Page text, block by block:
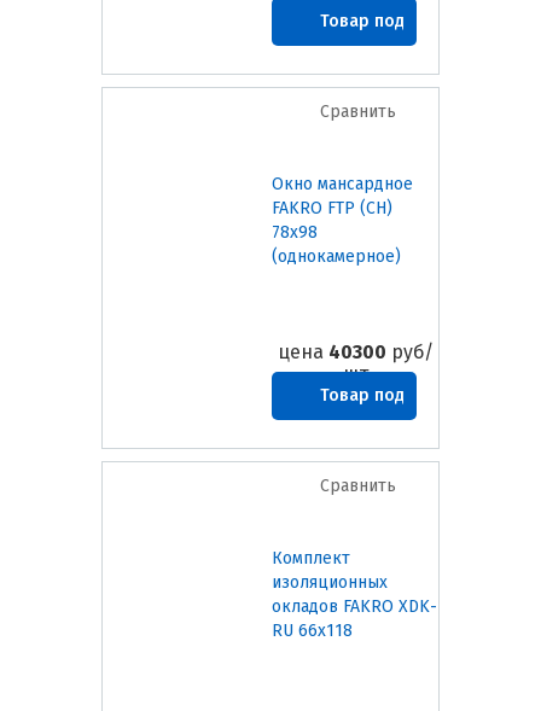
Товар под
заказ
Сравнить
Окно мансардное
FAKRO FTP (CH)
78х98
(однокамерное)
цена 40300 руб/
шт
Товар под
заказ
Сравнить
Комплект
изоляционных
окладов FAKRO XDK-
RU 66х118